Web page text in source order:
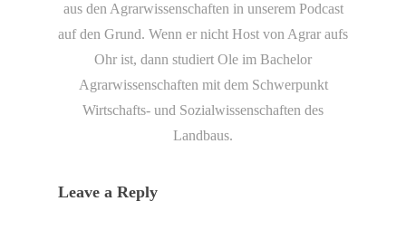
aus den Agrarwissenschaften in unserem Podcast
auf den Grund. Wenn er nicht Host von Agrar aufs
Ohr ist, dann studiert Ole im Bachelor
Agrarwissenschaften mit dem Schwerpunkt
Wirtschafts- und Sozialwissenschaften des
Landbaus.
Leave a Reply